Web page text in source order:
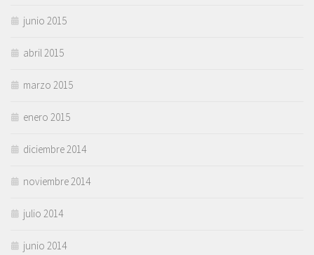
junio 2015
abril 2015
marzo 2015
enero 2015
diciembre 2014
noviembre 2014
julio 2014
junio 2014